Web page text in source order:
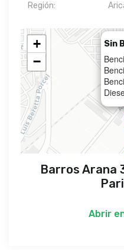
Región:
Sin
+
−
Barros Arana
Abrir